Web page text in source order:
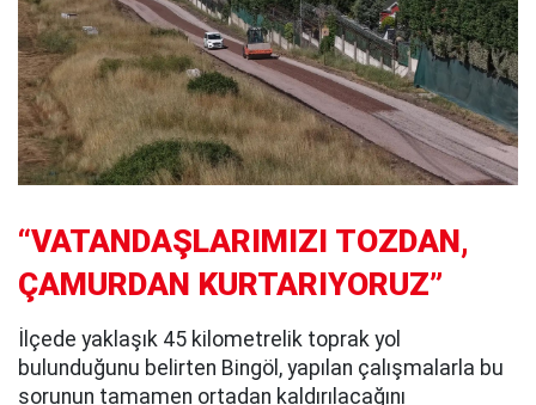
“VATANDAŞLARIMIZI TOZDAN,
ÇAMURDAN KURTARIYORUZ”
İlçede yaklaşık 45 kilometrelik toprak yol
bulunduğunu belirten Bingöl, yapılan çalışmalarla bu
sorunun tamamen ortadan kaldırılacağını